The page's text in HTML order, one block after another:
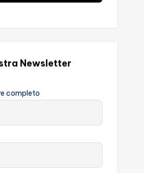
Newsletter
completo